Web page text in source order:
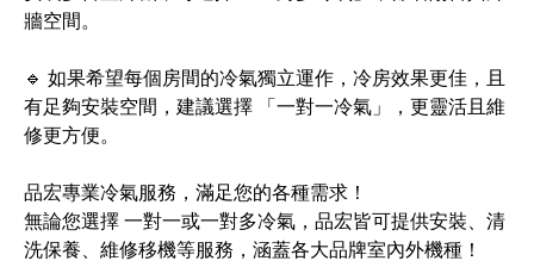
牆空間。
🔹 如果希望每個房間的冷氣獨立運作，冷房效果更佳，且
有足夠安裝空間，建議選擇 「一對一冷氣」，更靈活且維
修更方便。
品宏專業冷氣服務，滿足您的各種需求！
無論您選擇 一對一或一對多冷氣，品宏皆可提供安裝、清
洗保養、維修移機等服務，涵蓋各大品牌室內外機種！